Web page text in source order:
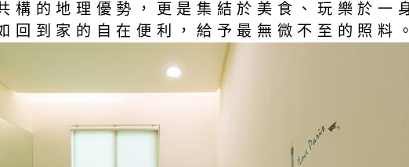
構的地理優勢，更是集結於美食、玩樂於一
回到家的自在便利，給予最無微不至的照料。